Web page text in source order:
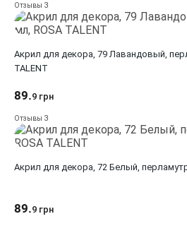
Отзывы 3
Акрил для декора, 79 Лавандовый,
TALENT
89.9 грн
Отзывы 3
Акрил для декора, 72 Белый,
89.9 грн